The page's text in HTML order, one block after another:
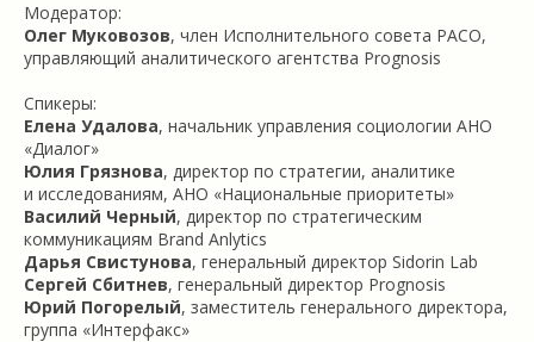
Модератор:
Олег Муковозов, член Исполнительного совета РАСО,
управляющий аналитического агентства Prognosis
Спикеры:
Елена Удалова, начальник управления социологии АНО
«Диалог»
Юлия Грязнова, директор по стратегии, аналитике
и исследованиям, АНО «Национальные приоритеты»
Василий Черный, директор по стратегическим
коммуникациям Brand Anlytics
Дарья Свистунова, генеральный директор Sidorin Lab
Сергей Сбитнев, генеральный директор Prognosis
Юрий Погорелый, заместитель генерального директора,
группа «Интерфакс»